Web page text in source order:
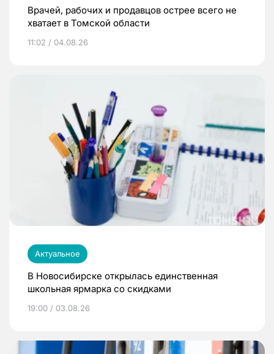
Врачей, рабочих и продавцов острее всего не
хватает в Томской области
11:02 / 04.08.26
Актуальное
В Новосибирске открылась единственная
школьная ярмарка со скидками
19:00 / 03.08.26